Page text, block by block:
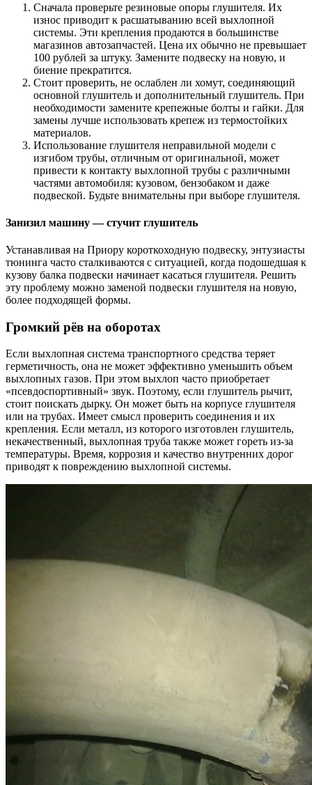
Сначала проверьте резиновые опоры глушителя. Их
износ приводит к расшатыванию всей выхлопной
системы. Эти крепления продаются в большинстве
магазинов автозапчастей. Цена их обычно не превышает
100 рублей за штуку. Замените подвеску на новую, и
биение прекратится.
Стоит проверить, не ослаблен ли хомут, соединяющий
основной глушитель и дополнительный глушитель. При
необходимости замените крепежные болты и гайки. Для
замены лучше использовать крепеж из термостойких
материалов.
Использование глушителя неправильной модели с
изгибом трубы, отличным от оригинальной, может
привести к контакту выхлопной трубы с различными
частями автомобиля: кузовом, бензобаком и даже
подвеской. Будьте внимательны при выборе глушителя.
Занизил машину — стучит глушитель
Устанавливая на Приору короткоходную подвеску, энтузиасты
тюнинга часто сталкиваются с ситуацией, когда подошедшая к
кузову балка подвески начинает касаться глушителя. Решить
эту проблему можно заменой подвески глушителя на новую,
более подходящей формы.
Громкий рёв на оборотах
Если выхлопная система транспортного средства теряет
герметичность, она не может эффективно уменьшить объем
выхлопных газов. При этом выхлоп часто приобретает
«псевдоспортивный» звук. Поэтому, если глушитель рычит,
стоит поискать дырку. Он может быть на корпусе глушителя
или на трубах. Имеет смысл проверить соединения и их
крепления. Если металл, из которого изготовлен глушитель,
некачественный, выхлопная труба также может гореть из-за
температуры. Время, коррозия и качество внутренних дорог
приводят к повреждению выхлопной системы.